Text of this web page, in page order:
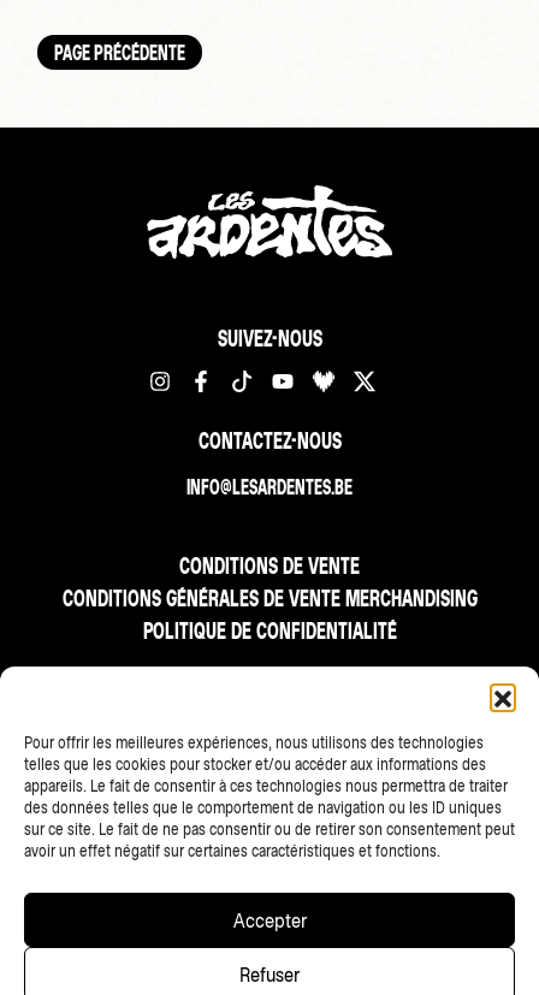
Pour offrir les meilleures expériences, nous utilisons des technologies
telles que les cookies pour stocker et/ou accéder aux informations des
appareils. Le fait de consentir à ces technologies nous permettra de traiter
des données telles que le comportement de navigation ou les ID uniques
sur ce site. Le fait de ne pas consentir ou de retirer son consentement peut
avoir un effet négatif sur certaines caractéristiques et fonctions.
Accepter
Refuser
PAGE PRÉCÉDENTE
SUIVEZ-NOUS
CONTACTEZ-NOUS
INFO@LESARDENTES.BE
CONDITIONS DE VENTE
CONDITIONS GÉNÉRALES DE VENTE MERCHANDISING
POLITIQUE DE CONFIDENTIALITÉ
reserved • Website